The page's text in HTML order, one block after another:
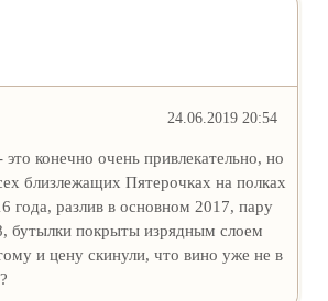
24.06.2019 20:54
конечно очень привлекательно, но
близлежащих Пятерочках на полках
года, разлив в основном 2017, пару
бутылки покрыты изрядным слоем
и цену скинули, что вино уже не в